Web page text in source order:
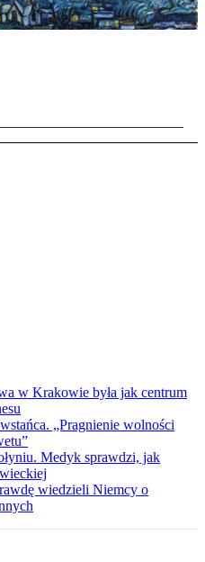
w Krakowie była jak centrum
„Pragnienie wolności
Medyk sprawdzi, jak
wiedzieli Niemcy o